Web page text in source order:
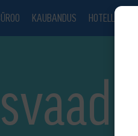
KAUBANDUS HOTELL